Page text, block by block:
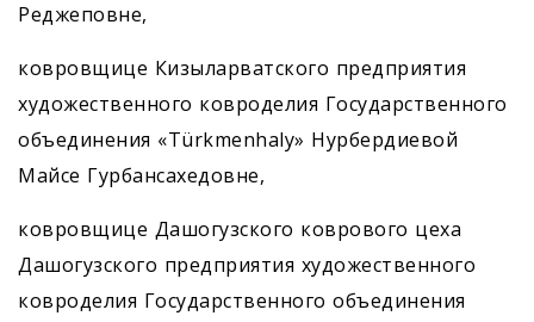
Реджеповне,
ковровщице Кизыларватского предприятия
художественного ковроделия Государственного
объединения «Türkmenhaly» Нурбердиевой
Майсе Гурбансахедовне,
ковровщице Дашогузского коврового цеха
Дашогузского предприятия художественного
ковроделия Государственного объединения